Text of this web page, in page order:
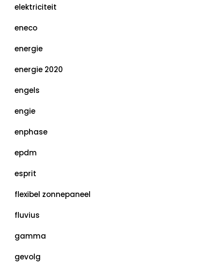
elektriciteit
eneco
energie
energie 2020
engels
engie
enphase
epdm
esprit
flexibel zonnepaneel
fluvius
gamma
gevolg